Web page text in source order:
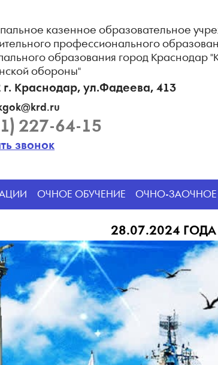
казенное образовательное
профессионального
образования город Краснодар
обороны"
г. Краснодар, ул.Фадеева, 413
227-64-15
звонок
ОЧНОЕ ОБУЧЕНИЕ ОЧНО-ЗАОЧНОЕ
28.07.2024 ГОДА